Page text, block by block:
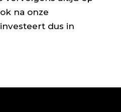
na onze
dus in